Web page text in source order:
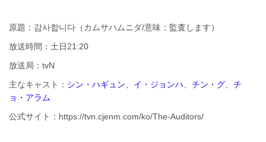
原題：감사합니다（カムサハムニダ/意味：監査します）
放送時間：土日21:20
放送局：tvN
主なキャスト： シン・ハギュン イ・ジョンハ チン・グ
チ
ョ・アラム
公式サイト：https://tvn.cjenm.com/ko/The-Auditors/